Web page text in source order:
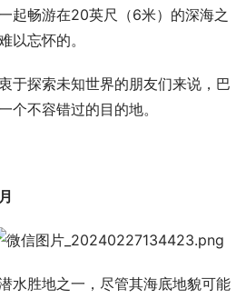
起畅游在20英尺（6米）的深海之
以忘怀的。
于探索未知世界的朋友们来说，巴
个不容错过的目的地。
水胜地之一，尽管其海底地貌可能